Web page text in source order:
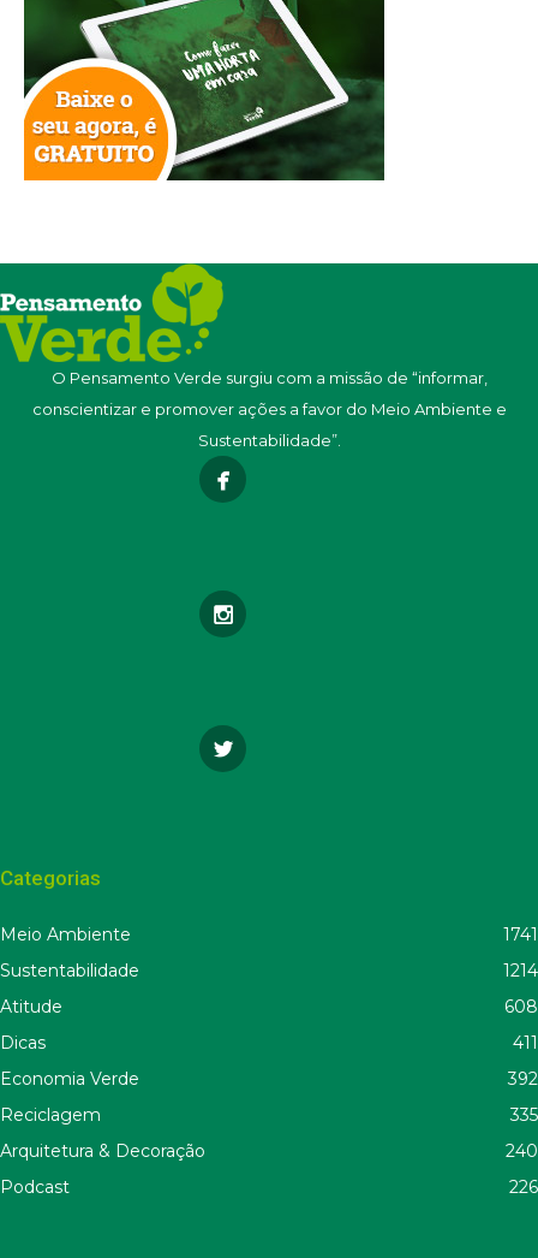
O Pensamento Verde surgiu com a missão de “informar,
conscientizar e promover ações a favor do Meio Ambiente e
Sustentabilidade”.
Categorias
Meio Ambiente
1741
Sustentabilidade
1214
Atitude
608
Dicas
411
Economia Verde
392
Reciclagem
335
Arquitetura & Decoração
240
Podcast
226